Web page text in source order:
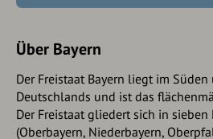
Über Bayern
Der Freistaat Bayern liegt im
Deutschlands und ist das
Der Freistaat gliedert sich in sieben
(Oberbayern, Niederbayern,